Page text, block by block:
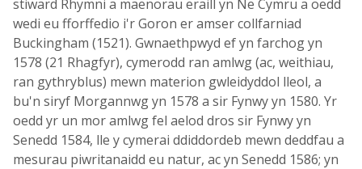
stiward Rhymni a maenorau eraill yn Ne Cymru a oedd
wedi eu fforffedio i'r Goron er amser collfarniad
Buckingham (1521). Gwnaethpwyd ef yn farchog yn
1578 (21 Rhagfyr), cymerodd ran amlwg (ac, weithiau,
ran gythryblus) mewn materion gwleidyddol lleol, a
bu'n siryf Morgannwg yn 1578 a sir Fynwy yn 1580. Yr
oedd yr un mor amlwg fel aelod dros sir Fynwy yn
Senedd 1584, lle y cymerai ddiddordeb mewn deddfau a
mesurau piwritanaidd eu natur, ac yn Senedd 1586; yn